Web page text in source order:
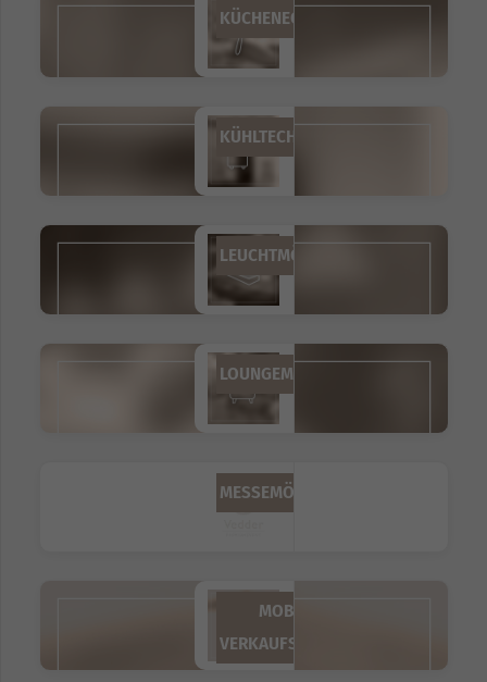
KÜCHENEQUIPMENT
KÜHLTECHNIK
LEUCHTMÖBEL
LOUNGEMÖBEL
MESSEMÖBEL
MOBILE
VERKAUFSSTÄNDE